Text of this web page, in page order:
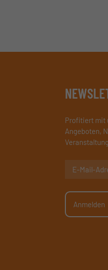
Profitiert mit
Angeboten,